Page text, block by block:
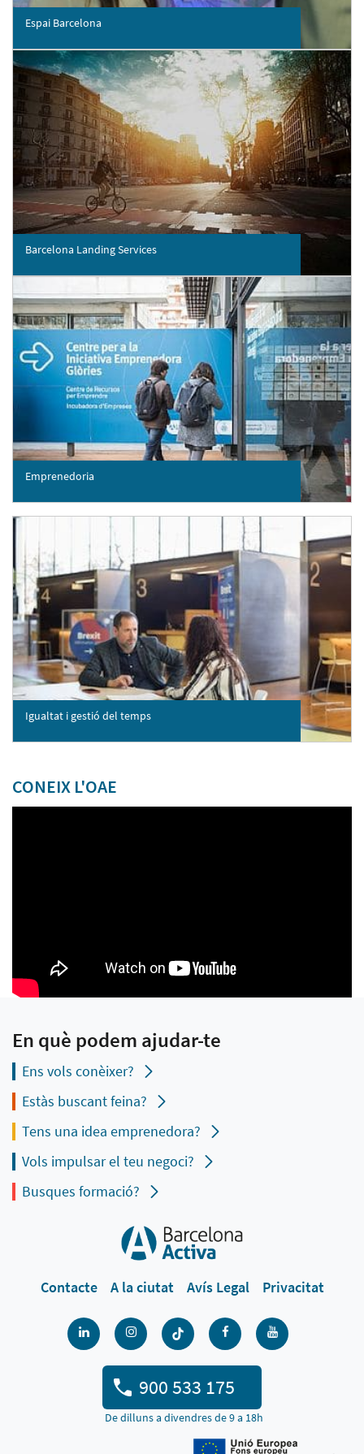
Espai Barcelona
Barcelona Landing Services
Emprenedoria
Igualtat i gestió del temps
CONEIX L'OAE
En què podem ajudar-te
Ens vols conèixer?
Estàs buscant feina?
Tens una idea emprenedora?
Vols impulsar el teu negoci?
Busques formació?
Contacte A la ciutat Avís Legal Privacitat
900 533 175
De dilluns a divendres de 9 a 18h